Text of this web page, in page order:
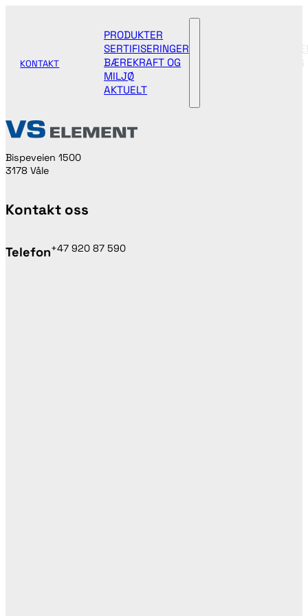
PRODUKTER
SERTIFISERINGER
BÆREKRAFT OG
MILJØ
AKTUELT
KONTAKT
Bispeveien 1500
3178 Våle
Kontakt oss
Telefon+47 920 87 590